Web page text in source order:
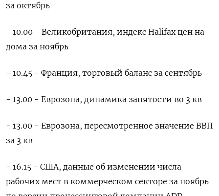
за октябрь
- 10.00 - Великобритания, индекс Halifax цен на
дома за ноябрь
- 10.45 - Франция, торговый баланс за сентябрь
- 13.00 - Еврозона, динамика занятости во 3 кв
- 13.00 - Еврозона, пересмотренное значение ВВП
за 3 кв
- 16.15 - США, данные об изменении числа
рабочих мест в коммерческом секторе за ноябрь